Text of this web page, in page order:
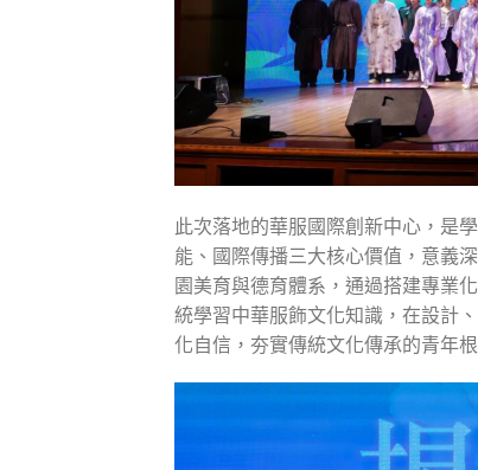
此次落地的華服國際創新中心，是
能、國際傳播三大核心價值，意義
園美育與德育體系，通過搭建專業
統學習中華服飾文化知識，在設計
化自信，夯實傳統文化傳承的青年根